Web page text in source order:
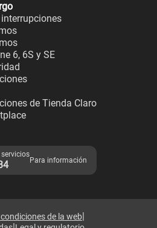
6, 6S y SE
de Tienda Claro
Para información
de la web|